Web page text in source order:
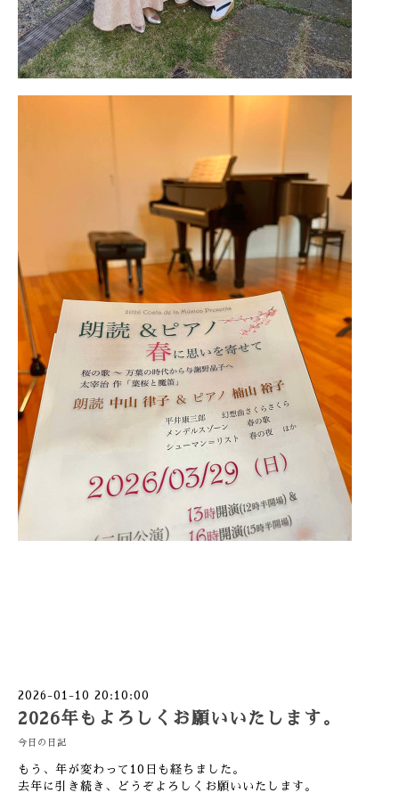
2026-01-10 20:10:00
2026年もよろしくお願いいたします。
今日の日記
もう、年が変わって10日も経ちました。
去年に引き続き、どうぞよろしくお願いいたします。